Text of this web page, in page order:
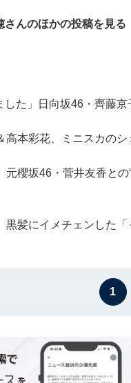
さんのほかの投稿を見る
した」日向坂46・齊藤
高本彩花、ミニスカの
元櫻坂46・菅井友香と
黒髪にイメチェンした
1